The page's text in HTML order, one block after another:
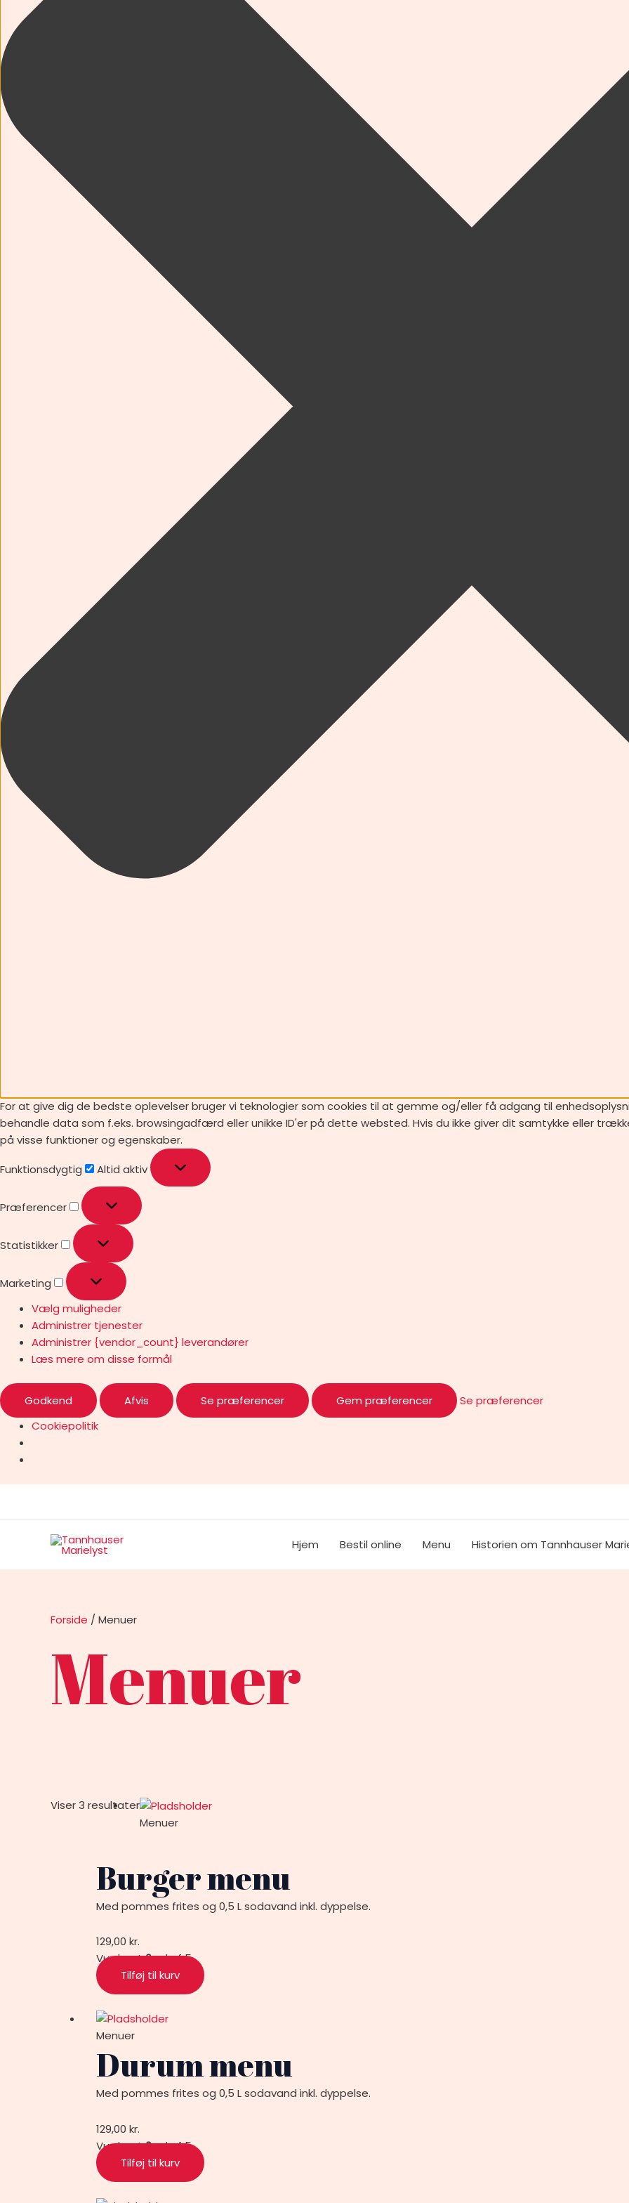
For at give dig de bedste oplevelser bruger vi teknologier som cookies til at gemme og/eller få adgang til
behandle data som f.eks. browsingadfærd eller unikke ID'er på dette websted. Hvis du ikke giver dit samtykke eller
på visse funktioner og egenskaber.
Funktionsdygtig
Altid aktiv
Præferencer
Statistikker
Marketing
Vælg muligheder
Administrer tjenester
Administrer {vendor_count} leverandører
Læs mere om disse formål
Godkend Afvis Se præferencer Gem præferencer
Se præferencer
Cookiepolitik
Hjem Bestil online Menu Historien om Tannhauser
Forside / Menuer
Menuer
Viser 3 resultater
Menuer
Burger menu
Med pommes frites og 0,5 L sodavand inkl. dyppelse.
129,00 kr.
Vurderet0ud af 5
Tilføj til kurv
Menuer
Durum menu
Med pommes frites og 0,5 L sodavand inkl. dyppelse.
129,00 kr.
Vurderet0ud af 5
Tilføj til kurv